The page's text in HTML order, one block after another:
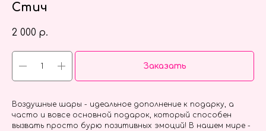
Стич
2 000 р.
Заказать
Воздушные шары - идеальное дополнение к подарку, а
часто и вовсе основной подарок, который способен
вызвать просто бурю позитивных эмоций! В нашем мире -